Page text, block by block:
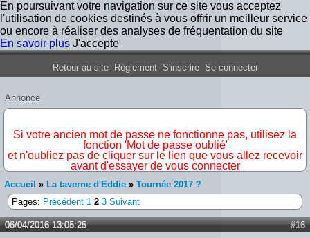
En poursuivant votre navigation sur ce site vous acceptez
l'utilisation de cookies destinés à vous offrir un meilleur service
ou encore à réaliser des analyses de fréquentation du site
En savoir plus J'accepte
Forum Iron Maiden France
Retour au site Règlement S'inscrire Se connecter
Annonce
Si votre ancien mot de passe ne fonctionne pas, utilisez la
fonction 'Mot de passe oublié'
et n'oubliez pas de cliquer sur le lien que vous allez recevoir
avant d'essayer de vous connecter
Accueil » La taverne d'Eddie » Tournée 2017 ?
Pages: Précédent 1 2 3 Suivant
#16
06/04/2016 13:05:25